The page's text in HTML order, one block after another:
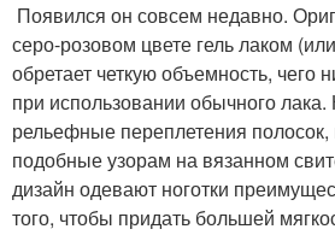
Появился он совсем недавно.
серо-розовом цвете гель лаком
обретает четкую объемность, чего
при использовании обычного лака.
рельефные переплетения
подобные узорам на вязанном
дизайн одевают ноготки
того, чтобы придать большей